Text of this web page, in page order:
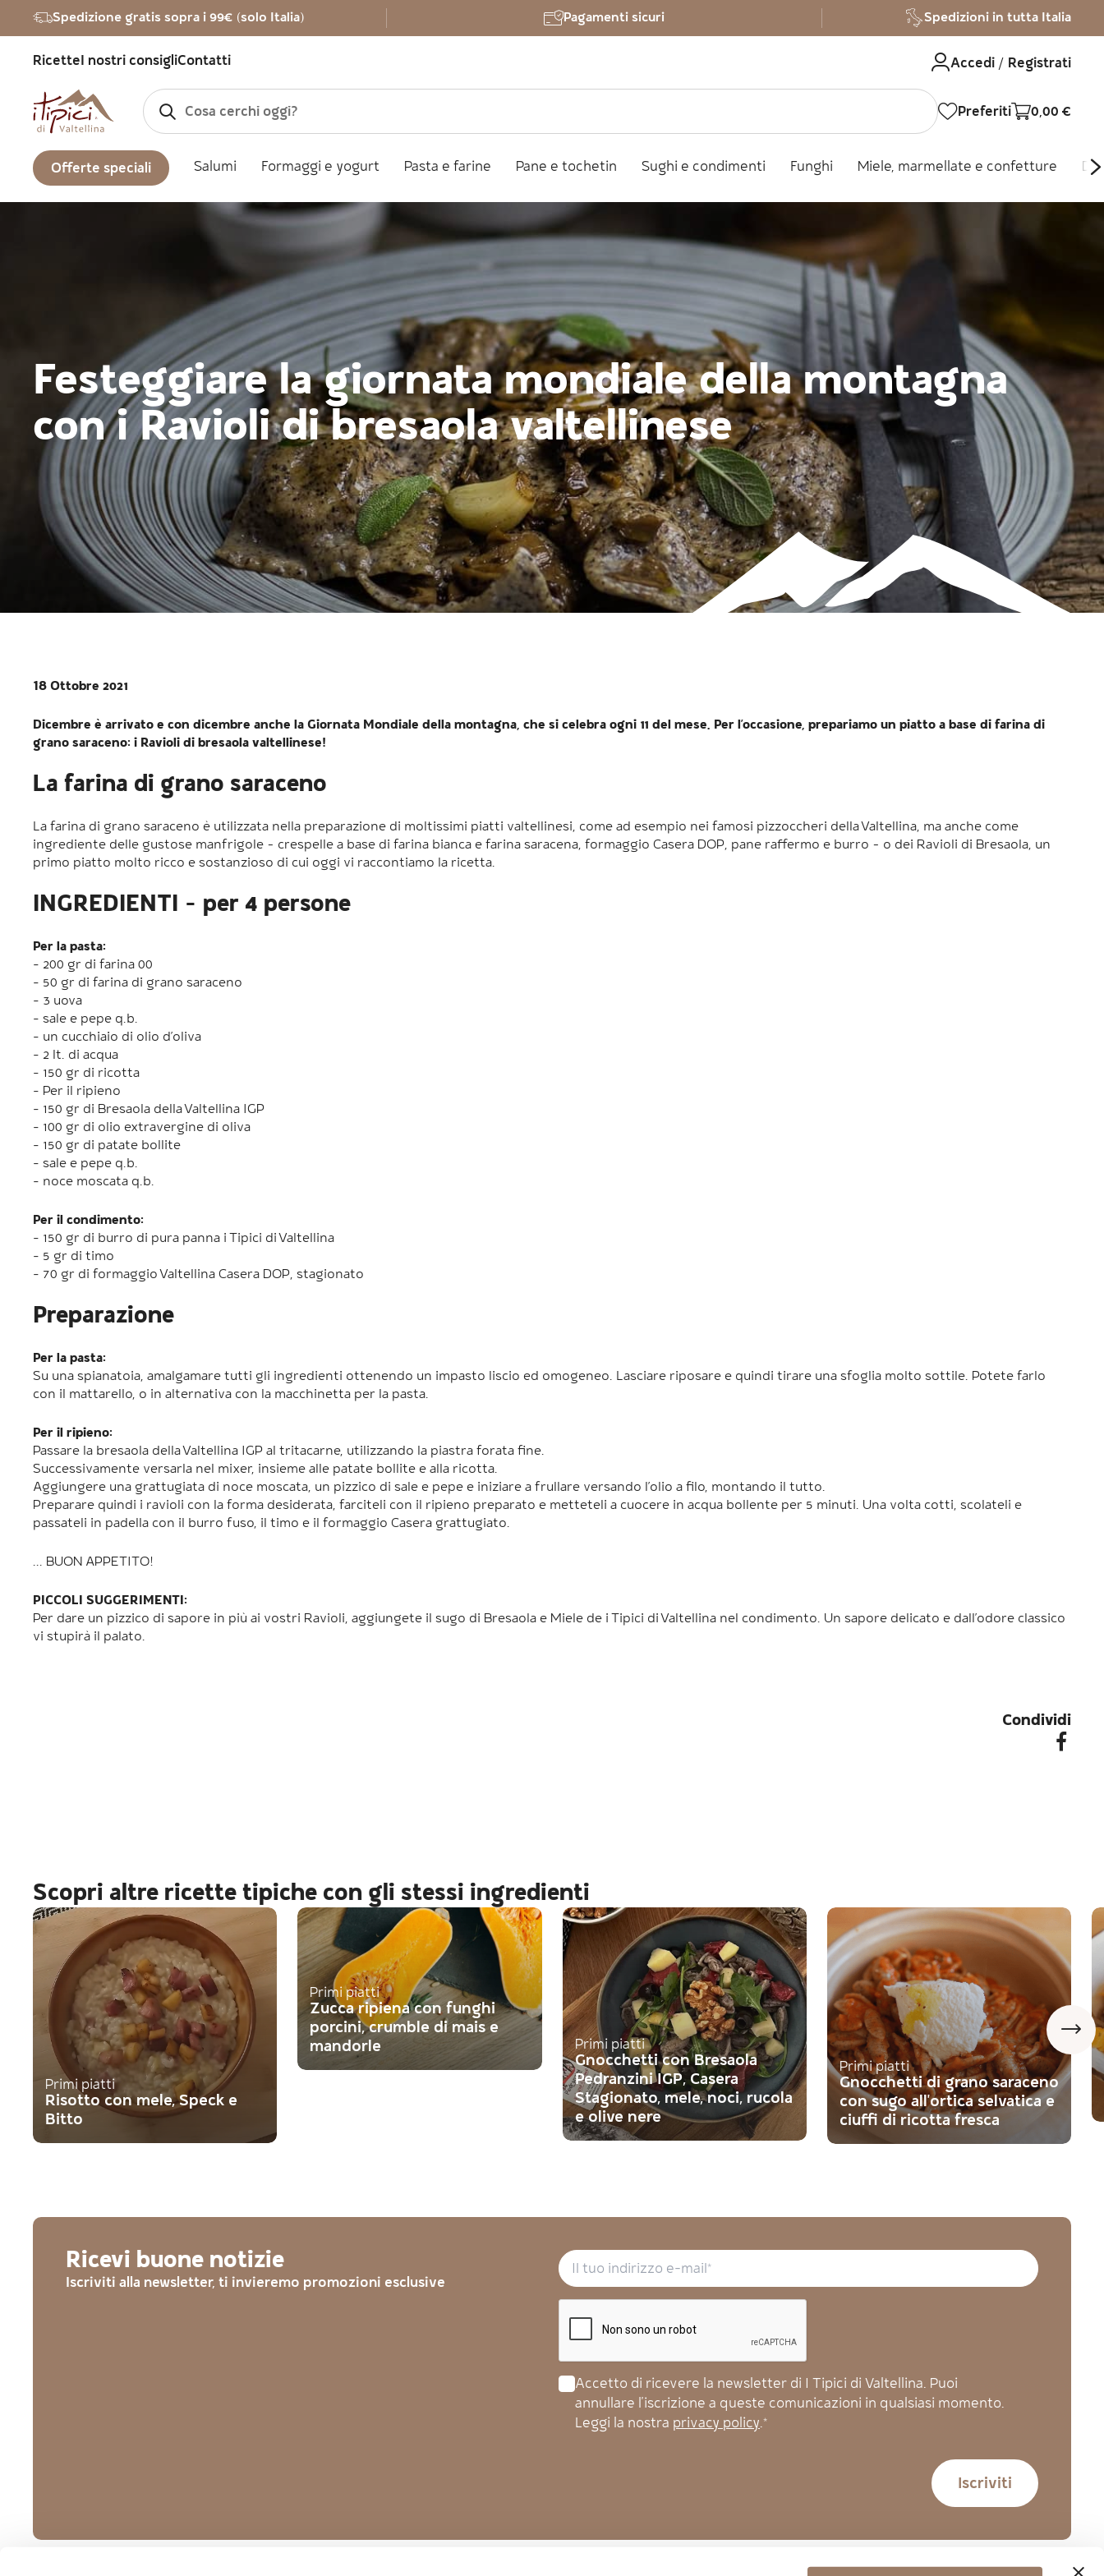
Spedizione gratis sopra i 99€ (solo Italia)
Pagamenti sicuri Spedizioni in tutta Italia
Preferiti 0,00 €
RicetteI nostri consigliContatti Accedi / Registrati
Offerte speciali Salumi Formaggi e yogurt Pasta e farine Pane e tochetin Sughi e condimenti Funghi Miele, marmellate e confetture
Festeggiare la giornata mondiale della montagna
con i Ravioli di bresaola valtellinese
18 Ottobre 2021
Dicembre è arrivato e con dicembre anche la Giornata Mondiale della montagna, che si celebra ogni 11 del mese. Per l’occasione, prepariamo un piatto a base di farina di
grano saraceno: i Ravioli di bresaola valtellinese!
La farina di grano saraceno
La farina di grano saraceno è utilizzata nella preparazione di moltissimi piatti valtellinesi, come ad esempio nei famosi pizzoccheri della Valtellina, ma anche come
ingrediente delle gustose manfrigole – crespelle a base di farina bianca e farina saracena, formaggio Casera DOP, pane raffermo e burro – o dei Ravioli di Bresaola, un
primo piatto molto ricco e sostanzioso di cui oggi vi raccontiamo la ricetta.
INGREDIENTI – per 4 persone
Per la pasta:
- 200 gr di farina 00
- 50 gr di farina di grano saraceno
- 3 uova
- sale e pepe q.b.
- un cucchiaio di olio d’oliva
- 2 lt. di acqua
- 150 gr di ricotta
- Per il ripieno
- 150 gr di Bresaola della Valtellina IGP
- 100 gr di olio extravergine di oliva
- 150 gr di patate bollite
- sale e pepe q.b.
- noce moscata q.b.
Per il condimento:
- 150 gr di burro di pura panna i Tipici di Valtellina
- 5 gr di timo
- 70 gr di formaggio Valtellina Casera DOP, stagionato
Preparazione
Per la pasta:
Su una spianatoia, amalgamare tutti gli ingredienti ottenendo un impasto liscio ed omogeneo. Lasciare riposare e quindi tirare una sfoglia molto sottile. Potete farlo
con il mattarello, o in alternativa con la macchinetta per la pasta.
Per il ripieno:
Passare la bresaola della Valtellina IGP al tritacarne, utilizzando la piastra forata fine.
Successivamente versarla nel mixer, insieme alle patate bollite e alla ricotta.
Aggiungere una grattugiata di noce moscata, un pizzico di sale e pepe e iniziare a frullare versando l’olio a filo, montando il tutto.
Preparare quindi i ravioli con la forma desiderata, farciteli con il ripieno preparato e metteteli a cuocere in acqua bollente per 5 minuti. Una volta cotti, scolateli e
passateli in padella con il burro fuso, il timo e il formaggio Casera grattugiato.
... BUON APPETITO!
PICCOLI SUGGERIMENTI:
Per dare un pizzico di sapore in più ai vostri Ravioli, aggiungete il sugo di Bresaola e Miele de i Tipici di Valtellina nel condimento. Un sapore delicato e dall’odore classico
vi stupirà il palato.
Condividi
Scopri altre ricette tipiche con gli stessi ingredienti
Primi piatti
Risotto con mele, Speck e
Bitto
Primi piatti
Zucca ripiena con funghi
porcini, crumble di mais e
mandorle
Primi piatti
Gnocchetti con Bresaola
Pedranzini IGP, Casera
Stagionato, mele, noci, rucola
e olive nere
Primi piatti
Gnocchetti di grano saraceno
con sugo all'ortica selvatica e
ciuffi di ricotta fresca
Ricevi buone notizie
Iscriviti alla newsletter, ti invieremo promozioni esclusive
Accetto di ricevere la newsletter di I Tipici di Valtellina. Puoi
annullare l'iscrizione a queste comunicazioni in qualsiasi momento.
Leggi la nostra privacy policy.*